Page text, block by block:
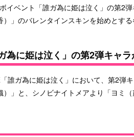
イベント「誰ガ為に姫は泣く」の第2
」のバレンタインスキンを始めとす
為に姫は泣く」の第2弾キャラ
誰ガ為に姫は泣く」において、第2弾
」と、シノビナイトメアより「ヨミ